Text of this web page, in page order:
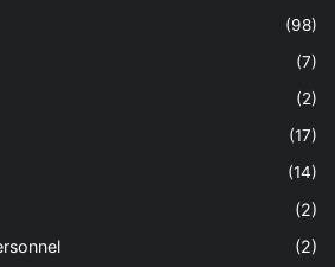
(98)
(7)
(2)
(17)
(14)
(2)
(2)